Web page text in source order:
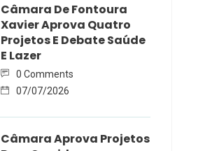
Câmara De Fontoura
Xavier Aprova Quatro
Projetos E Debate Saúde
E Lazer
0 Comments
07/07/2026
Câmara Aprova Projetos